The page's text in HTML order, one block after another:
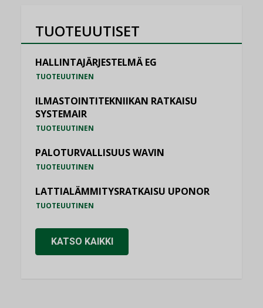
TUOTEUUTISET
HALLINTAJÄRJESTELMÄ EG
TUOTEUUTINEN
ILMASTOINTITEKNIIKAN RATKAISU
SYSTEMAIR
TUOTEUUTINEN
PALOTURVALLISUUS WAVIN
TUOTEUUTINEN
LATTIALÄMMITYSRATKAISU UPONOR
TUOTEUUTINEN
KATSO KAIKKI